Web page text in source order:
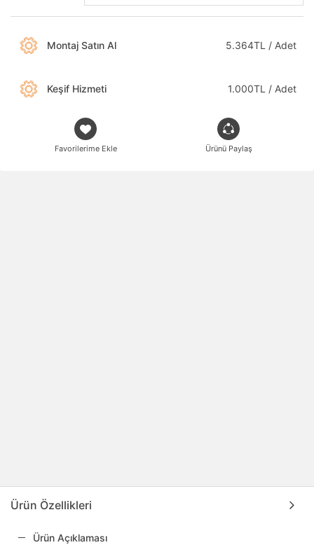
Montaj Satın Al 5.364TL / Adet
Keşif Hizmeti 1.000TL / Adet
Favorilerime Ekle Ürünü Paylaş
Ürün Özellikleri
Ürün Açıklaması